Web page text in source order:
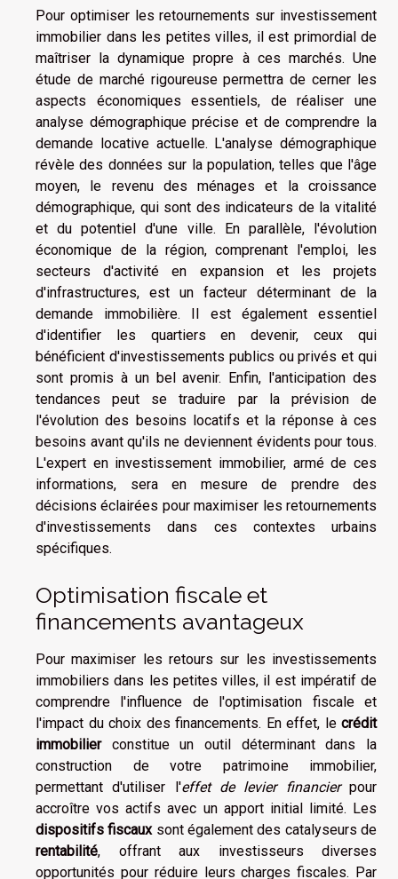
Pour optimiser les retournements sur investissement
immobilier dans les petites villes, il est primordial de
maîtriser la dynamique propre à ces marchés. Une
étude de marché rigoureuse permettra de cerner les
aspects économiques essentiels, de réaliser une
analyse démographique précise et de comprendre la
demande locative actuelle. L'analyse démographique
révèle des données sur la population, telles que l'âge
moyen, le revenu des ménages et la croissance
démographique, qui sont des indicateurs de la vitalité
et du potentiel d'une ville. En parallèle, l'évolution
économique de la région, comprenant l'emploi, les
secteurs d'activité en expansion et les projets
d'infrastructures, est un facteur déterminant de la
demande immobilière. Il est également essentiel
d'identifier les quartiers en devenir, ceux qui
bénéficient d'investissements publics ou privés et qui
sont promis à un bel avenir. Enfin, l'anticipation des
tendances peut se traduire par la prévision de
l'évolution des besoins locatifs et la réponse à ces
besoins avant qu'ils ne deviennent évidents pour tous.
L'expert en investissement immobilier, armé de ces
informations, sera en mesure de prendre des
décisions éclairées pour maximiser les retournements
d'investissements dans ces contextes urbains
spécifiques.
Optimisation fiscale et
financements avantageux
Pour maximiser les retours sur les investissements
immobiliers dans les petites villes, il est impératif de
comprendre l'influence de l'optimisation fiscale et
l'impact du choix des financements. En effet, le crédit
immobilierconstitue un outil déterminant dans la
construction de votre patrimoine immobilier,
permettant d'utiliser l'effet de levier financierpour
accroître vos actifs avec un apport initial limité. Les
dispositifs fiscauxsont également des catalyseurs de
rentabilité, offrant aux investisseurs diverses
opportunités pour réduire leurs charges fiscales. Par